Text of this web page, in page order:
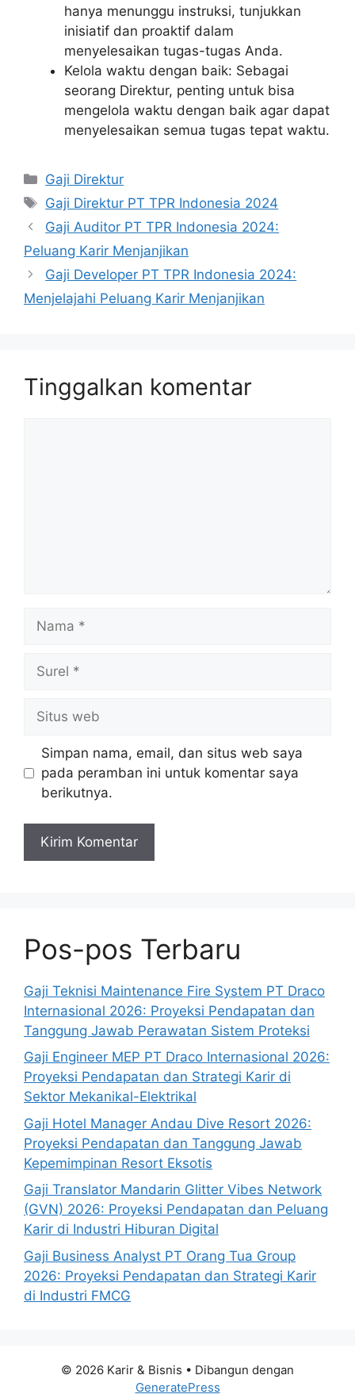
hanya menunggu instruksi, tunjukkan
inisiatif dan proaktif dalam
menyelesaikan tugas-tugas Anda.
Kelola waktu dengan baik: Sebagai
seorang Direktur, penting untuk bisa
mengelola waktu dengan baik agar dapat
menyelesaikan semua tugas tepat waktu.
Kategori
Gaji Direktur
Tag
Gaji Direktur PT TPR Indonesia 2024
Gaji Auditor PT TPR Indonesia 2024:
Peluang Karir Menjanjikan
Gaji Developer PT TPR Indonesia 2024:
Menjelajahi Peluang Karir Menjanjikan
Tinggalkan komentar
Nama
Surel
Situs
web
Simpan nama, email, dan situs web saya
pada peramban ini untuk komentar saya
berikutnya.
Pos-pos Terbaru
Gaji Teknisi Maintenance Fire System PT Draco
Internasional 2026: Proyeksi Pendapatan dan
Tanggung Jawab Perawatan Sistem Proteksi
Gaji Engineer MEP PT Draco Internasional 2026:
Proyeksi Pendapatan dan Strategi Karir di
Sektor Mekanikal-Elektrikal
Gaji Hotel Manager Andau Dive Resort 2026:
Proyeksi Pendapatan dan Tanggung Jawab
Kepemimpinan Resort Eksotis
Gaji Translator Mandarin Glitter Vibes Network
(GVN) 2026: Proyeksi Pendapatan dan Peluang
Karir di Industri Hiburan Digital
Gaji Business Analyst PT Orang Tua Group
2026: Proyeksi Pendapatan dan Strategi Karir
di Industri FMCG
© 2026 Karir & Bisnis • Dibangun dengan
GeneratePress